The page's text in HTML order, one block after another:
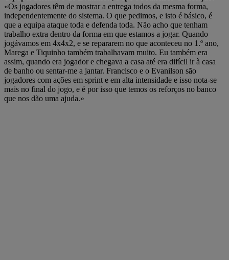
«Os jogadores têm de mostrar a entrega todos da mesma forma,
independentemente do sistema. O que pedimos, e isto é básico, é
que a equipa ataque toda e defenda toda. Não acho que tenham
trabalho extra dentro da forma em que estamos a jogar. Quando
jogávamos em 4x4x2, e se repararem no que aconteceu no 1.º ano,
Marega e Tiquinho também trabalhavam muito. Eu também era
assim, quando era jogador e chegava a casa até era difícil ir à casa
de banho ou sentar-me a jantar. Francisco e o Evanilson são
jogadores com ações em sprint e em alta intensidade e isso nota-se
mais no final do jogo, e é por isso que temos os reforços no banco
que nos dão uma ajuda.»